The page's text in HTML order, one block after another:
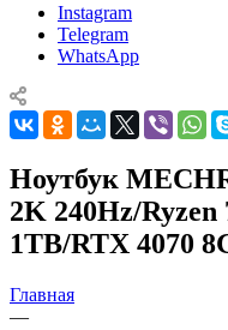
Instagram
Telegram
WhatsApp
Ноутбук
2K 240Hz/Ryzen
1TB/RTX 4070
Главная
—